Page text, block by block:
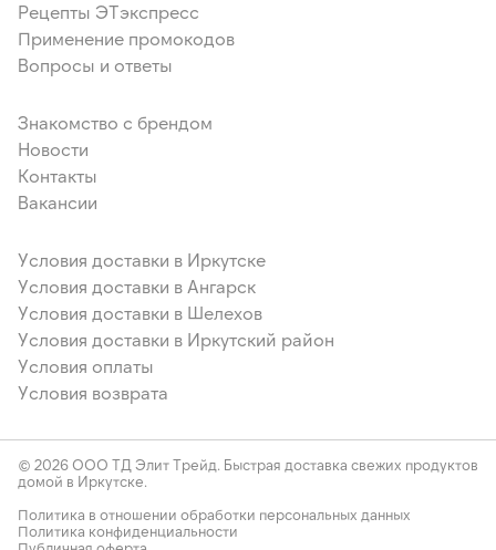
Рецепты ЭТэкспресс
Применение промокодов
Вопросы и ответы
Знакомство с брендом
Новости
Контакты
Вакансии
Условия доставки в Иркутске
Условия доставки в Ангарск
Условия доставки в Шелехов
Условия доставки в Иркутский район
Условия оплаты
Условия возврата
© 2026 ООО ТД Элит Трейд. Быстрая доставка свежих продуктов
домой в Иркутске.
Политика в отношении обработки персональных данных
Политика конфиденциальности